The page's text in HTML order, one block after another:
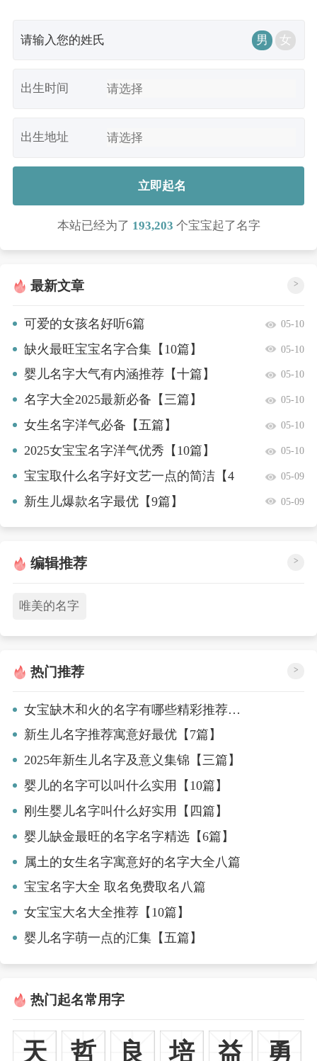
男 女
出生时间
出生地址
立即起名
本站已经为了 193,203 个宝宝起了名字
最新文章 >
可爱的女孩名好听6篇 05-10
缺火最旺宝宝名字合集【10篇】 05-10
婴儿名字大气有内涵推荐【十篇】 05-10
名字大全2025最新必备【三篇】 05-10
女生名字洋气必备【五篇】 05-10
2025女宝宝名字洋气优秀【10篇】 05-10
宝宝取什么名字好文艺一点的简洁【4
篇】
05-09
新生儿爆款名字最优【9篇】 05-09
编辑推荐 >
唯美的名字
热门推荐 >
女宝缺木和火的名字有哪些精彩推荐【九篇】
新生儿名字推荐寓意好最优【7篇】
2025年新生儿名字及意义集锦【三篇】
婴儿的名字可以叫什么实用【10篇】
刚生婴儿名字叫什么好实用【四篇】
婴儿缺金最旺的名字名字精选【6篇】
属土的女生名字寓意好的名字大全八篇
宝宝名字大全 取名免费取名八篇
女宝宝大名大全推荐【10篇】
婴儿名字萌一点的汇集【五篇】
热门起名常用字
天 哲 良 培 益 勇